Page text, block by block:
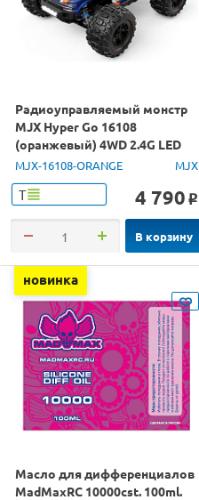
Радиоуправляемый монстр
MJX Hyper Go 16108
(оранжевый) 4WD 2.4G LED
1/16 RTR
MJX-16108-ORANGE MJX
Т 4 790 o
В корзину
новинка
Масло для дифференциалов
MadMaxRC 10000cst. 100ml.